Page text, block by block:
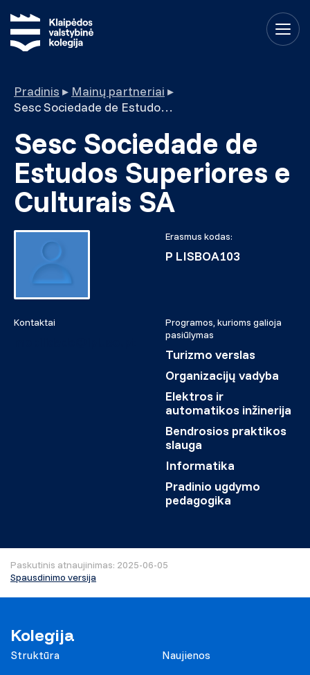
Pradinis ▸ Mainų partneriai ▸
Sesc Sociedade de Estudos Superiores e Culturais SA
Sesc Sociedade de
Estudos Superiores e
Culturais SA
Erasmus kodas:
P LISBOA103
Kontaktai
Programos, kurioms galioja
pasiūlymas
Turizmo verslas
Organizacijų vadyba
Elektros ir
automatikos inžinerija
Bendrosios praktikos
slauga
Informatika
Pradinio ugdymo
pedagogika
Paskutinis atnaujinimas: 2025-06-05
Spausdinimo versija
Kolegija
Struktūra
Naujienos